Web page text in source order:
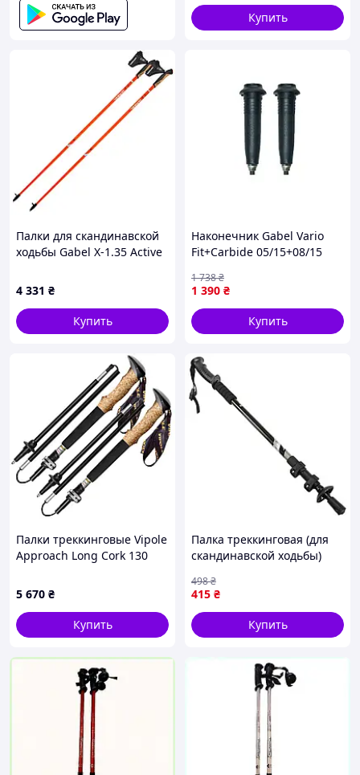
Купить
Палки для скандинавской
ходьбы Gabel X-1.35 Active
(7009361151150)
4 331 ₴
Купить
Наконечник Gabel Vario
Fit+Carbide 05/15+08/15
1 390 ₴
1 738₴
Купить
Палки треккинговые Vipole
Approach Long Cork 130
5 670 ₴
Купить
Палка треккинговая (для
скандинавской ходьбы)
6997_Черный
415 ₴
498₴
Купить